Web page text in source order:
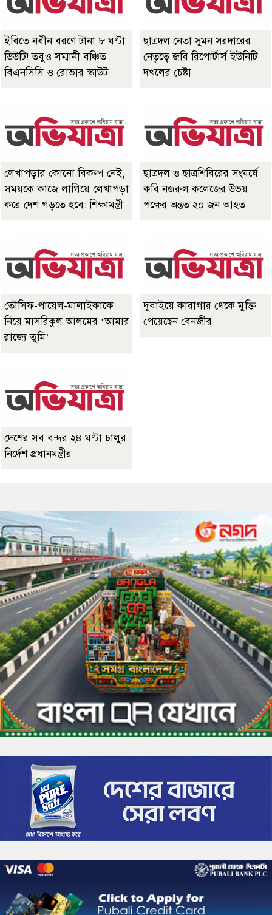
ইবিতে নবীন বরণে টানা ৮ ঘণ্টা
ডিউটি! তবুও সম্মানী বঞ্চিত
বিএনসিসি ও রোভার স্কাউট
ছাত্রদল নেতা সুমন সরদারের
নেতৃত্বে জবি রিপোর্টার্স ইউনিটি
দখলের চেষ্টা
লেখাপড়ার কোনো বিকল্প নেই,
সময়কে কাজে লাগিয়ে লেখাপড়া
করে দেশ গড়তে হবে: শিক্ষামন্ত্রী
ছাত্রদল ও ছাত্রশিবিরের সংঘর্ষে
কবি নজরুল কলেজের উভয়
পক্ষের অন্তত ২০ জন আহত
তৌসিফ-পায়েল-মালাইকাকে
নিয়ে মাসরিকুল আলমের ‘আমার
রাজ্যে তুমি’
দুবাইয়ে কারাগার থেকে মুক্তি
পেয়েছেন বেনজীর
দেশের সব বন্দর ২৪ ঘণ্টা চালুর
নির্দেশ প্রধানমন্ত্রীর